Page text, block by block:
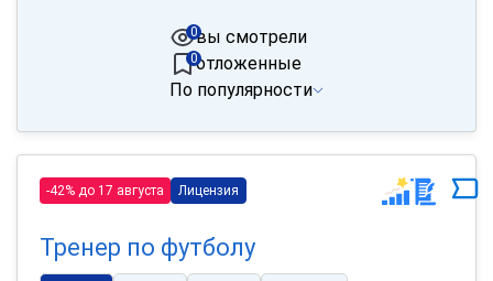
вы смотрели
0
отложенные
0
По популярности
-42% до 17 августа Лицензия
Тренер по футболу